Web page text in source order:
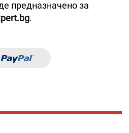
предназначено за
.